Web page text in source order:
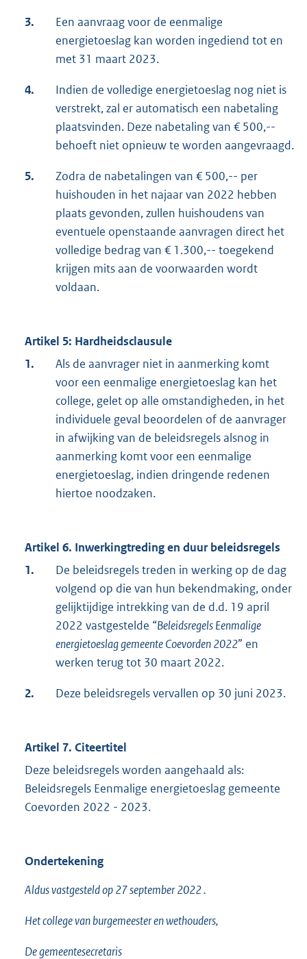
3.
Een aanvraag voor de eenmalige
energietoeslag kan worden ingediend tot en
met 31 maart 2023.
4.
Indien de volledige energietoeslag nog niet is
verstrekt, zal er automatisch een nabetaling
plaatsvinden. Deze nabetaling van € 500,--
behoeft niet opnieuw te worden aangevraagd.
5.
Zodra de nabetalingen van € 500,-- per
huishouden in het najaar van 2022 hebben
plaats gevonden, zullen huishoudens van
eventuele openstaande aanvragen direct het
volledige bedrag van € 1.300,-- toegekend
krijgen mits aan de voorwaarden wordt
voldaan.
Artikel 5: Hardheidsclausule
1.
Als de aanvrager niet in aanmerking komt
voor een eenmalige energietoeslag kan het
college, gelet op alle omstandigheden, in het
individuele geval beoordelen of de aanvrager
in afwijking van de beleidsregels alsnog in
aanmerking komt voor een eenmalige
energietoeslag, indien dringende redenen
hiertoe noodzaken.
Artikel 6. Inwerkingtreding en duur beleidsregels
1.
De beleidsregels treden in werking op de dag
volgend op die van hun bekendmaking, onder
gelijktijdige intrekking van de d.d. 19 april
2022 vastgestelde “Beleidsregels Eenmalige
energietoeslag gemeente Coevorden 2022” en
werken terug tot 30 maart 2022.
2. Deze beleidsregels vervallen op 30 juni 2023.
Artikel 7. Citeertitel
Deze beleidsregels worden aangehaald als:
Beleidsregels Eenmalige energietoeslag gemeente
Coevorden 2022 - 2023.
Ondertekening
Aldus vastgesteld op 27 september 2022 .
Het college van burgemeester en wethouders,
De gemeentesecretaris